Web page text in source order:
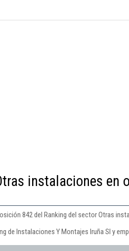
instalaciones en
842 del Ranking del sector Otras
de Instalaciones Y Montajes Iruña Sl y